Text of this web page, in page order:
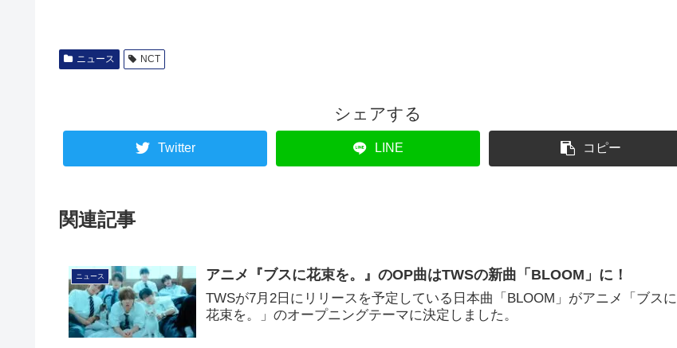
ニュース NCT
シェアする
Twitter LINE コピー
関連記事
ニュース アニメ『ブスに花束を。』のOP曲はTWSの新曲「BLOOM」に！
TWSが7月2日にリリースを予定している日本曲「BLOOM」がアニメ「ブスに
花束を。」のオープニングテーマに決定しました。